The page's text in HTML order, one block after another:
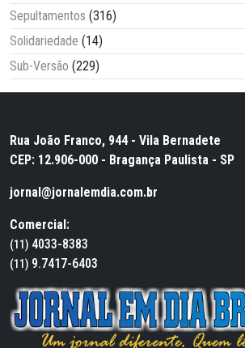
Sepultamentos (316)
Solidariedade (14)
Sub-Versão (229)
Rua João Franco, 944 - Vila Bernadete
CEP: 12.906-000 - Bragança Paulista - SP
jornal@jornalemdia.com.br
Comercial:
(11) 4033-8383
(11) 9.7417-6403